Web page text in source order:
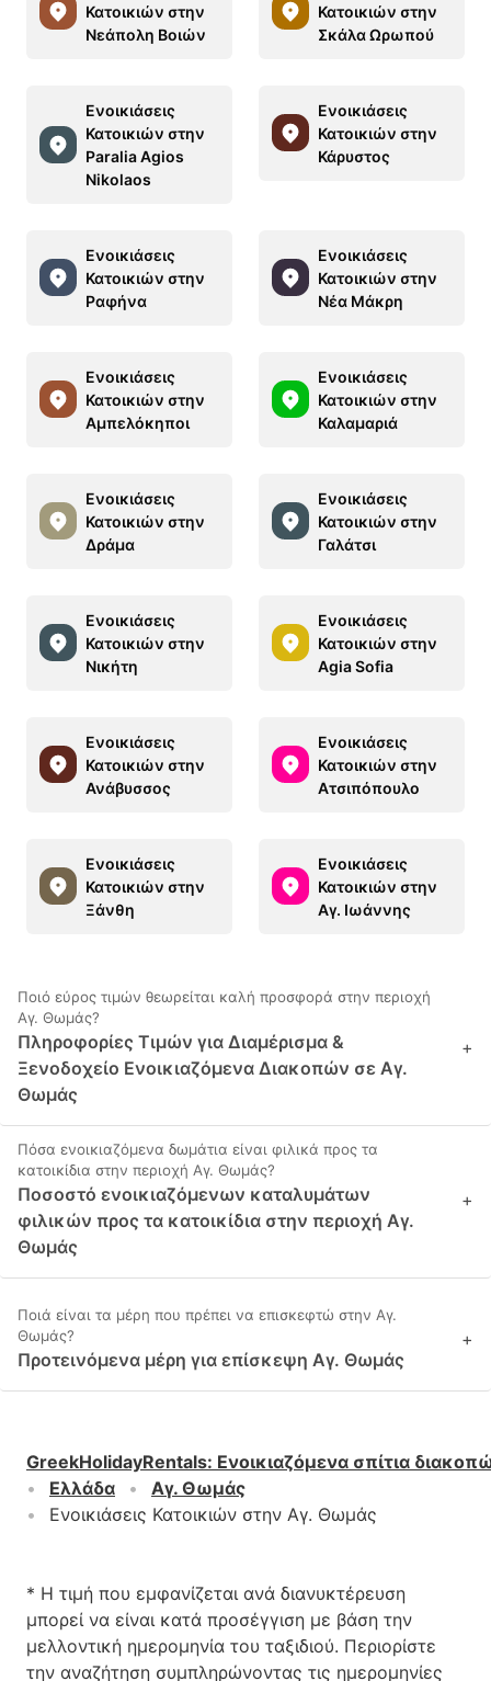
Κατοικιών στην
Νεάπολη Βοιών
Κατοικιών στην
Σκάλα Ωρωπού
Ενοικιάσεις
Κατοικιών στην
Paralia Agios
Nikolaos
Ενοικιάσεις
Κατοικιών στην
Κάρυστος
Ενοικιάσεις
Κατοικιών στην
Ραφήνα
Ενοικιάσεις
Κατοικιών στην
Νέα Μάκρη
Ενοικιάσεις
Κατοικιών στην
Αμπελόκηποι
Ενοικιάσεις
Κατοικιών στην
Καλαμαριά
Ενοικιάσεις
Κατοικιών στην
Δράμα
Ενοικιάσεις
Κατοικιών στην
Γαλάτσι
Ενοικιάσεις
Κατοικιών στην
Νικήτη
Ενοικιάσεις
Κατοικιών στην
Agia Sofia
Ενοικιάσεις
Κατοικιών στην
Ανάβυσσος
Ενοικιάσεις
Κατοικιών στην
Ατσιπόπουλο
Ενοικιάσεις
Κατοικιών στην
Ξάνθη
Ενοικιάσεις
Κατοικιών στην
Αγ. Ιωάννης
Ποιό εύρος τιμών θεωρείται καλή προσφορά στην περιοχή
Αγ. Θωμάς?
Πληροφορίες Τιμών για Διαμέρισμα &
Ξενοδοχείο Ενοικιαζόμενα Διακοπών σε Αγ.
Θωμάς
+
Πόσα ενοικιαζόμενα δωμάτια είναι φιλικά προς τα
κατοικίδια στην περιοχή Αγ. Θωμάς?
Ποσοστό ενοικιαζόμενων καταλυμάτων
φιλικών προς τα κατοικίδια στην περιοχή Αγ.
Θωμάς
+
Ποιά είναι τα μέρη που πρέπει να επισκεφτώ στην Αγ.
Θωμάς?
Προτεινόμενα μέρη για επίσκεψη Αγ. Θωμάς
+
GreekHolidayRentals: Ενοικιαζόμενα σπίτια
Ελλάδα
Αγ. Θωμάς
Ενοικιάσεις Κατοικιών στην Αγ. Θωμάς
* Η τιμή που εμφανίζεται ανά διανυκτέρευση
μπορεί να είναι κατά προσέγγιση με βάση την
μελλοντική ημερομηνία του ταξιδιού. Περιορίστε
την αναζήτηση συμπληρώνοντας τις ημερομηνίες